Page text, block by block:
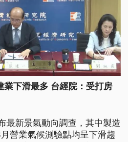
業下滑最多 台經院：受打房
最新景氣動向調查，其中製造
營業氣候測驗點均呈下滑趨